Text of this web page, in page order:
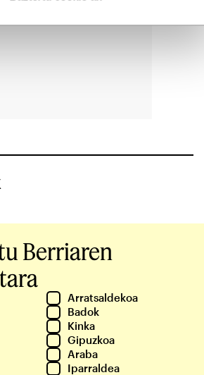
Berriaren
Arratsaldekoa
Badok
Kinka
Gipuzkoa
Araba
Iparraldea